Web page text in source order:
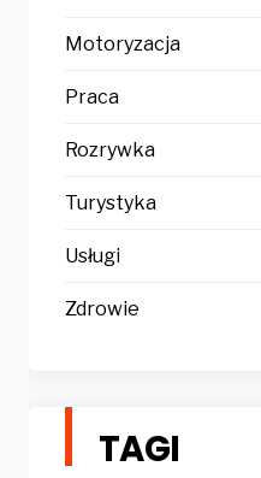
Motoryzacja
Praca
Rozrywka
Turystyka
Usługi
Zdrowie
TAGI